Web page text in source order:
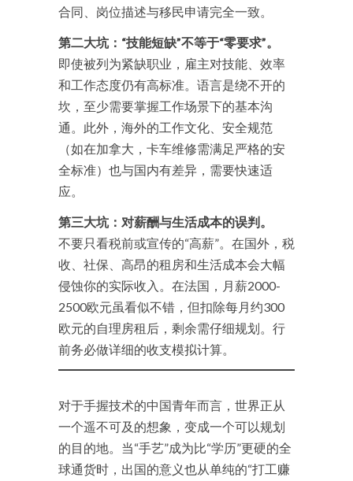
合同、岗位描述与移民申请完全一致。
第二大坑：“技能短缺”不等于“零要求”。
即使被列为紧缺职业，雇主对技能、效率
和工作态度仍有高标准。语言是绕不开的
坎，至少需要掌握工作场景下的基本沟
通。此外，海外的工作文化、安全规范
（如在加拿大，卡车维修需满足严格的安
全标准）也与国内有差异，需要快速适
应。
第三大坑：对薪酬与生活成本的误判。
不要只看税前或宣传的“高薪”。在国外，税
收、社保、高昂的租房和生活成本会大幅
侵蚀你的实际收入。在法国，月薪2000-
2500欧元虽看似不错，但扣除每月约300
欧元的自理房租后，剩余需仔细规划。行
前务必做详细的收支模拟计算。
对于手握技术的中国青年而言，世界正从
一个遥不可及的想象，变成一个可以规划
的目的地。当“手艺”成为比“学历”更硬的全
球通货时，出国的意义也从单纯的“打工赚